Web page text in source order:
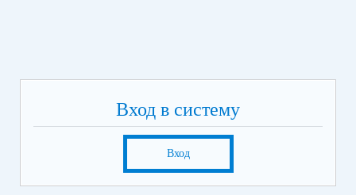
Вход в систему
Вход